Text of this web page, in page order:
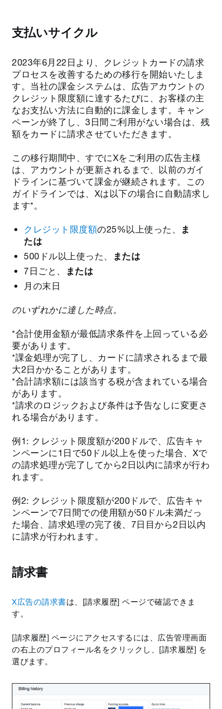
支払いサイクル
2023年6月22日より、クレジットカードの請求
プロセスを改善するための移行を開始いたしま
す。当社の課金システムは、広告アカウントの
クレジット限度額に達するたびに、お客様の主
なお支払い方法に自動的に課金します。キャン
ペーンが終了し、3日間ご利用がない場合は、残
額をカードに請求させていただきます。
この移行期間中、すでにXをご利用の広告主様
は、アカウントが更新されるまで、以前のガイ
ドラインに基づいて課金が継続されます。この
ガイドラインでは、 Xは以下の場合に自動請求し
ます*。
クレジット限度額の25%以上使った、
ま
たは
500ドル以上使った、
または
7日ごと、
または
月の末日
のいずれかに達した時点。
*合計使用金額が最低請求条件を上回っている必
要があります。
*課金処理が完了し、カードに請求されるまで最
大2日かかることがあります。
*合計請求額には該当する税が含まれている場合
があります。
*請求のロジックおよび条件は予告なしに変更さ
れる場合があります。
例1: クレジット限度額が200ドルで、広告キャ
ンペーンに1日で50ドル以上を使った場合、Xで
の請求処理が完了してから2日以内に請求が行わ
れます。
例2: クレジット限度額が200ドルで、広告キャ
ンペーンで7日間での使用額が50ドル未満だっ
た場合、請求処理の完了後、7日目から2日以内
に請求が行われます。
請求書
X広告の請求書は、[請求履歴] ページで確認できま
す。
[請求履歴] ページにアクセスするには、広告管理画面
の右上のプロフィール名をクリックし、[請求履歴] を
選びます。